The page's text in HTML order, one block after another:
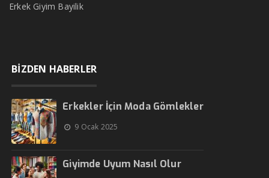
Erkek Giyim Bayilik
BİZDEN HABERLER
Erkekler İçin Moda Gömlekler
9 Ocak 2025
Giyimde Uyum Nasıl Olur